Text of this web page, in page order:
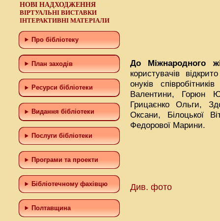
НОВІ НАДХОДЖЕННЯ
ВІРТУАЛЬНІ ВИСТАВКИ
ІНТЕРАКТИВНІ МАТЕРІАЛИ
Про бібліотеку
План заходів
Ресурси бібліотеки
Видання бібліотеки
Послуги бібліотеки
Програми та проекти
Бiблiотечному фахiвцю
Полтавщина
До Міжнародного
користувачів
онуків
Валентини, Горюн
Грицаєнко Ольги,
Оксани, Білоцької
Федорової Марини.
Див. фото